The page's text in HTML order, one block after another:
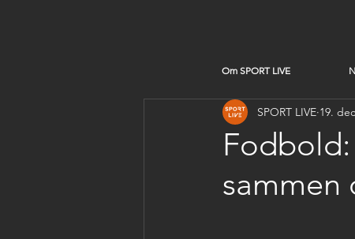
Om SPORT LIVE
Fodbold:
sammen
SPORT LIVE 19.